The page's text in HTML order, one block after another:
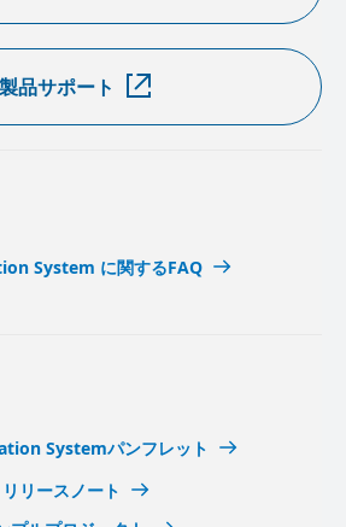
製品サポート
System に関するFAQ
Systemパンフレット
リリースノート